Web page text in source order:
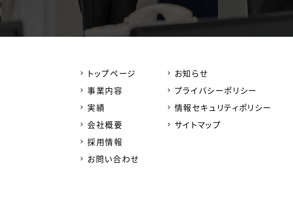
トップページ
事業内容
実績
会社概要
採用情報
お問い合わせ
お知らせ
プライバシーポリシー
情報セキュリティポリシー
サイトマップ